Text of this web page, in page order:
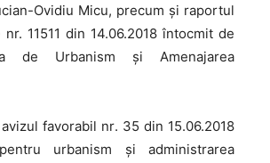
Ovidiu Micu, precum şi raportul
11511 din 14.06.2018 întocmit de
de Urbanism şi Amenajarea
avizul favorabil nr. 35 din 15.06.2018
urbanism și administrarea